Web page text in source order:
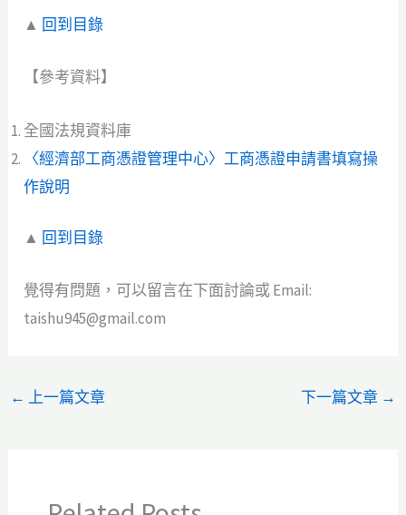
▲ 回到目錄
【參考資料】
全國法規資料庫
〈經濟部工商憑證管理中心〉工商憑證申請書填寫操
作說明
▲ 回到目錄
覺得有問題，可以留言在下面討論或 Email:
taishu945@gmail.com
← 上一篇文章 下一篇文章 →